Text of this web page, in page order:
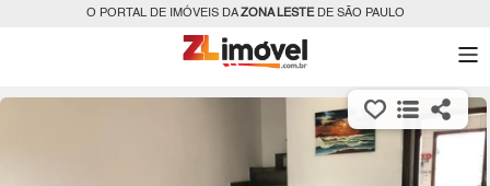
O PORTAL DE IMÓVEIS DAZONA LESTEDE SÃO PAULO